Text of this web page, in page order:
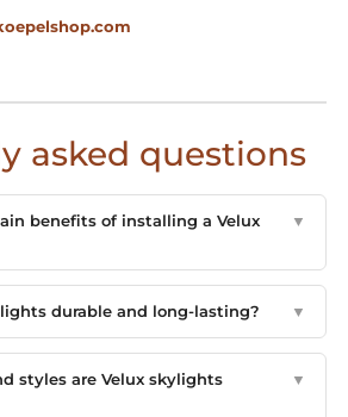
asked questions
benefits of installing a Velux
▼
durable and long-lasting? ▼
styles are Velux skylights
▼